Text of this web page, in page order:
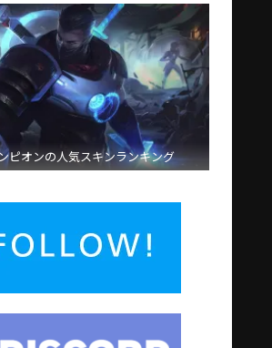
ピオンの人気スキンランキング